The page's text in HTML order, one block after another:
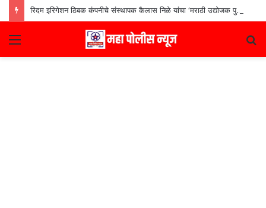
रिदम इरिगेशन ठिबक कंपनीचे संस्थापक कैलास निळे यांचा ‘मराठी उद्योजक पुरस्कार
Menu